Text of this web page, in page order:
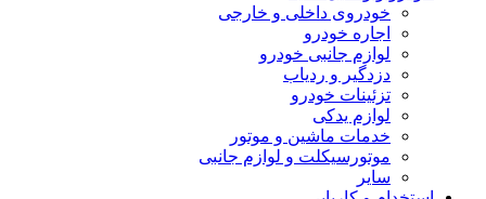
خودروی داخلی و خارجی
اجاره خودرو
لوازم جانبی خودرو
دزدگیر و ردیاب
تزئینات خودرو
لوازم یدکی
خدمات ماشین و موتور
موتورسیکلت و لوازم جانبی
سایر